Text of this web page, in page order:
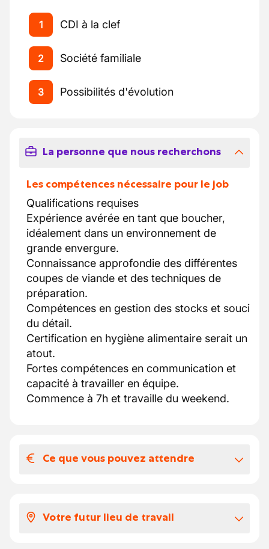
1 CDI à la clef
2 Société familiale
3 Possibilités d'évolution
La personne que nous recherchons
Les compétences nécessaire pour le job
Qualifications requises
Expérience avérée en tant que boucher,
idéalement dans un environnement de
grande envergure.
Connaissance approfondie des différentes
coupes de viande et des techniques de
préparation.
Compétences en gestion des stocks et souci
du détail.
Certification en hygiène alimentaire serait un
atout.
Fortes compétences en communication et
capacité à travailler en équipe.
Commence à 7h et travaille du weekend.
Ce que vous pouvez attendre
Contrat : CDI après interim.
Votre futur lieu de travail